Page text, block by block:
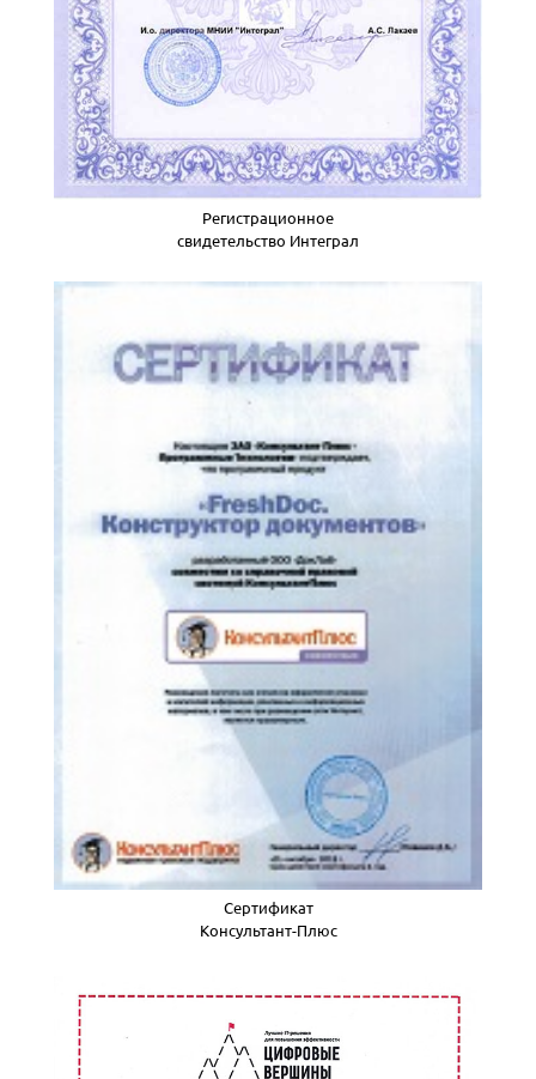
Регистрационное
свидетельство Интеграл
Сертификат
Консультант-Плюс